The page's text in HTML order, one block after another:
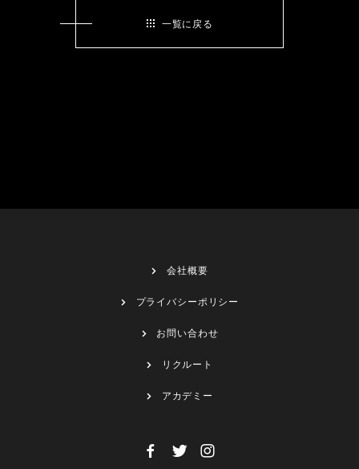
一覧に戻る
会社概要
プライバシーポリシー
お問い合わせ
リクルート
アカデミー